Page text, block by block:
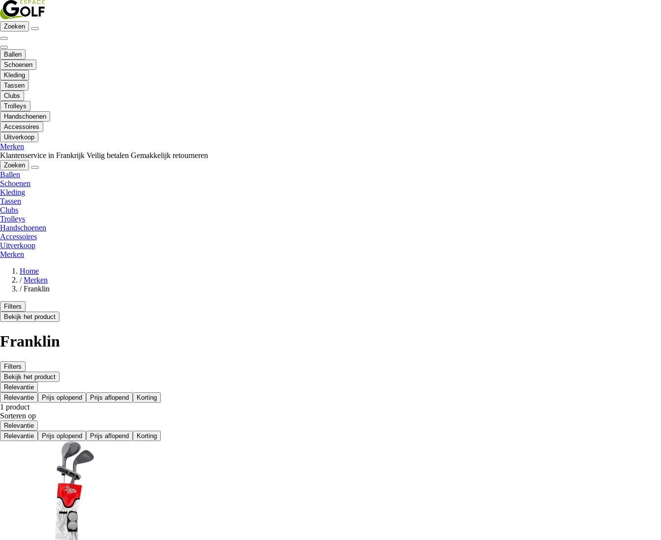
Zoeken
Ballen
Schoenen
Kleding
Tassen
Clubs
Trolleys
Handschoenen
Accessoires
Uitverkoop
Merken
Klantenservice in Frankrijk Veilig betalen Gemakkelijk retourneren
Zoeken
Ballen
Schoenen
Kleding
Tassen
Clubs
Trolleys
Handschoenen
Accessoires
Uitverkoop
Merken
Home
/ Merken
/ Franklin
Filters
Bekijk het product
Franklin
Filters
Bekijk het product
Relevantie
Relevantie
Prijs oplopend Prijs aflopend Korting
1 product
Sorteren op
Relevantie
Relevantie
Prijs oplopend Prijs aflopend Korting